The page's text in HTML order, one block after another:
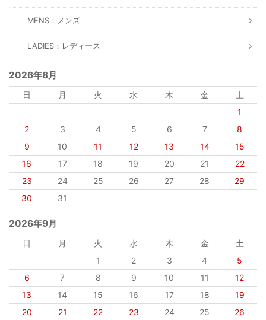
MENS：メンズ
LADIES：レディース
2026年8月
日 月 火 水 木 金
土
1
2
3 4 5 6 7
8
9
10 11 12 13 14
15
16
17 18 19 20 21
22
23
24 25 26 27 28
29
30
31
2026年9月
日 月 火 水 木 金
土
1
2 3 4
5
6
7 8 9 10 11
12
13
14 15 16 17 18
19
20
21 22 23 24 25
26